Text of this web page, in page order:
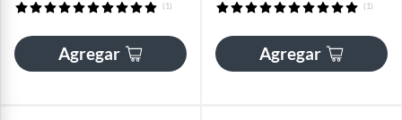
(1)
Agregar
(1)
Agregar